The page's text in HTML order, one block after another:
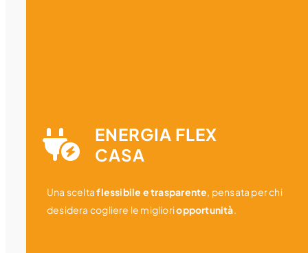
ENERGIA FLEX
CASA
Una sceltaflessibile e trasparente, pensata per chi
desidera cogliere le miglioriopportunità.